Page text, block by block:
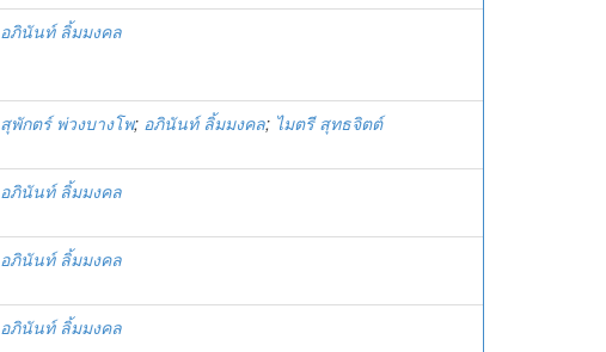
อภินันท์ ลิ้มมงคล
สุพักตร์ พ่วงบางโพ; อภินันท์ ลิ้มมงคล; ไมตรี สุทธจิตต์
อภินันท์ ลิ้มมงคล
อภินันท์ ลิ้มมงคล
อภินันท์ ลิ้มมงคล